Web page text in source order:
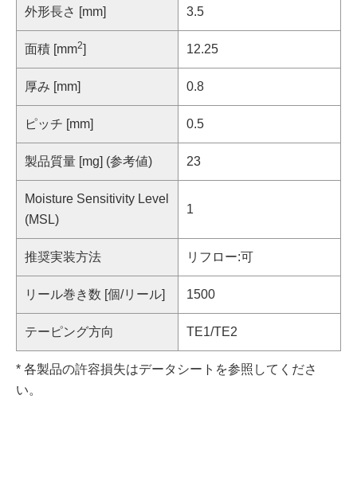
外形長さ [mm] 3.5
面積 [mm2] 12.25
厚み [mm] 0.8
ピッチ [mm] 0.5
製品質量 [mg] (参考値) 23
Moisture Sensitivity Level
(MSL)
1
推奨実装方法 リフロー:可
リール巻き数 [個/リール] 1500
テーピング方向 TE1/TE2
* 各製品の許容損失はデータシートを参照してくださ
い。